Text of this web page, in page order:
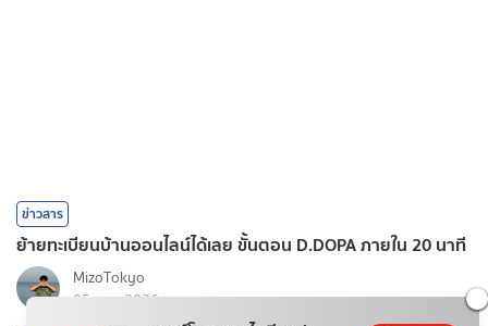
ข่าวสาร
ย้ายทะเบียนบ้านออนไลน์ได้เลย ขั้นตอน D.DOPA ภายใน 20 นาที
MizoTokyo
05 ส.ค. 2026